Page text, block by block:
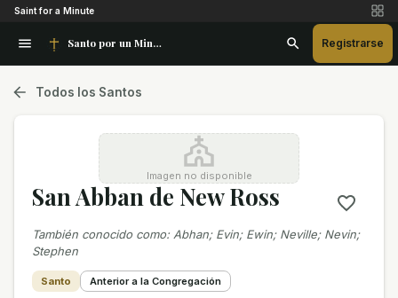
Saint for a Minute
Santo por un Minuto Registrarse
Todos los Santos
Imagen no disponible
San Abban de New Ross
También conocido como: Abhan; Evin; Ewin; Neville; Nevin;
Stephen
Santo Anterior a la Congregación